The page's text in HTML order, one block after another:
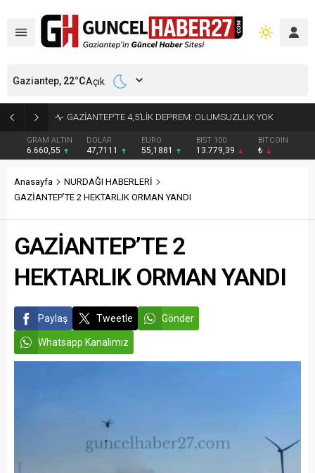
GRAM ALTIN
6.660,55
DOLAR
47,7111
EURO
55,1881
BIST 100
13.779,39
BITCOIN
₺
Gaziantep, 22°CAçık
Anasayfa
NURDAĞI HABERLERİ
GAZİANTEP’TE 2 HEKTARLIK ORMAN YANDI
GAZİANTEP’TE 2
HEKTARLIK ORMAN YANDI
Paylaş Tweetle Gönder
Whatsapp Kanalımız